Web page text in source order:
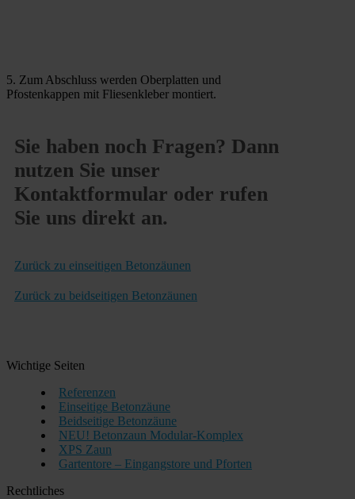
5. Zum Abschluss werden Oberplatten und
Pfostenkappen mit Fliesenkleber montiert.
Sie haben noch Fragen? Dann
nutzen Sie unser
Kontaktformular oder rufen
Sie uns direkt an.
Zurück zu einseitigen Betonzäunen
Zurück zu beidseitigen Betonzäunen
Wichtige Seiten
Referenzen
Einseitige Betonzäune
Beidseitige Betonzäune
NEU! Betonzaun Modular-Komplex
XPS Zaun
Gartentore – Eingangstore und Pforten
Rechtliches